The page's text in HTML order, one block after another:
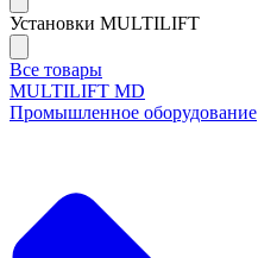
Установки MULTILIFT
Все товары
MULTILIFT MD
Промышленное оборудование